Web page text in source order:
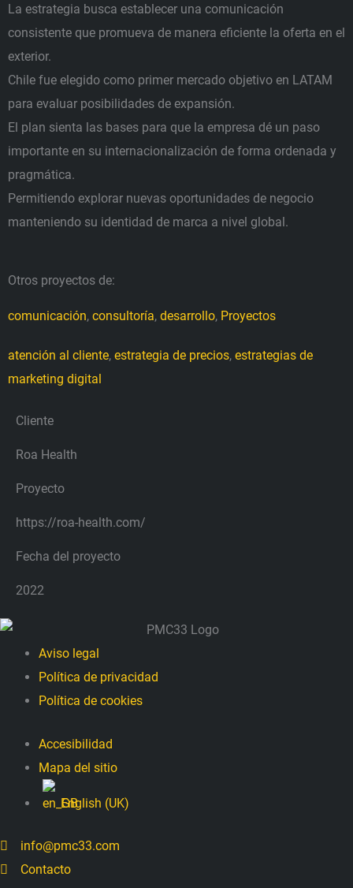
Cliente
Roa Health
Proyecto
https://roa-health.com/
Fecha del proyecto
2022
La estrategia busca establecer una comunicación
consistente que promueva de manera eficiente la oferta en el
exterior.
Chile fue elegido como primer mercado objetivo en LATAM
para evaluar posibilidades de expansión.
El plan sienta las bases para que la empresa dé un paso
importante en su internacionalización de forma ordenada y
pragmática.
Permitiendo explorar nuevas oportunidades de negocio
manteniendo su identidad de marca a nivel global.
Otros proyectos de:
comunicación, consultoría, desarrollo, Proyectos
atención al cliente, estrategia de precios, estrategias de
marketing digital
Main
Menu
Aviso legal
Política de privacidad
Política de cookies
Main
Menu
Accesibilidad
Mapa del sitio
English (UK)
info@pmc33.com
Contacto